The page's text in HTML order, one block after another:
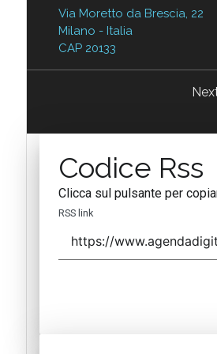
Via Moretto da Brescia, 22
Milano - Italia
CAP 20133
Codice Rss
Clicca sul pulsante per
RSS link